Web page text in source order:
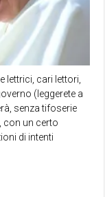
lettrici, cari lettori,
(leggerete a
senza tifoserie
con un certo
di intenti